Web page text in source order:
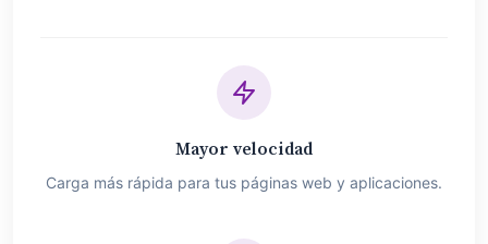
Mayor velocidad
Carga más rápida para tus páginas web y aplicaciones.